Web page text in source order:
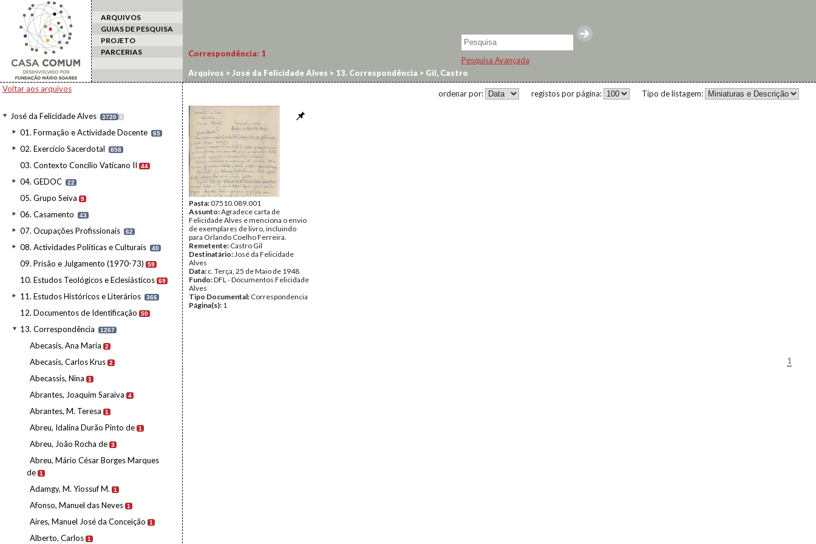
ARQUIVOS
GUIAS DE PESQUISA
PROJETO
PARCERIAS
Pesquisa Avançada
Voltar aos arquivos
José da Felicidade Alves 3720 I
01. Formação e Actividade Docente 65
02. Exercício Sacerdotal 858
03. Contexto Concílio Vaticano II 44
04. GEDOC 22
05. Grupo Seiva 9
06. Casamento 43
07. Ocupações Profissionais 62
08. Actividades Políticas e Culturais 40
09. Prisão e Julgamento (1970-73) 59
10. Estudos Teológicos e Eclesiásticos 69
11. Estudos Históricos e Literários 366
12. Documentos de Identificação 50
13. Correspondência 1267
Abecasis, Ana Maria 2
Abecasis, Carlos Krus 2
Abecassis, Nina 1
Abrantes, Joaquim Saraiva 4
Abrantes, M. Teresa 1
Abreu, Idalina Durão Pinto de 1
Abreu, João Rocha de 3
Abreu, Mário César Borges Marques
de 1
Adamgy, M. Yiossuf M. 1
Afonso, Manuel das Neves 1
Aires, Manuel José da Conceição 1
Alberto, Carlos 1
Correspondência: 1
Arquivos > José da Felicidade Alves > 13. Correspondência > Gil, Castro
Tipo de listagem:
registos por página:
ordenar por:
Pasta:07510.089.001
Assunto:Agradece carta de
Felicidade Alves e menciona o envio
de exemplares de livro, incluindo
para Orlando Coelho Ferreira.
Remetente: Castro Gil
Destinatário:José da Felicidade
Alves
Data: c. Terça, 25 de Maio de 1948
Fundo:DFL - Documentos Felicidade
Alves
Tipo Documental: Correspondencia
Página(s): 1
1